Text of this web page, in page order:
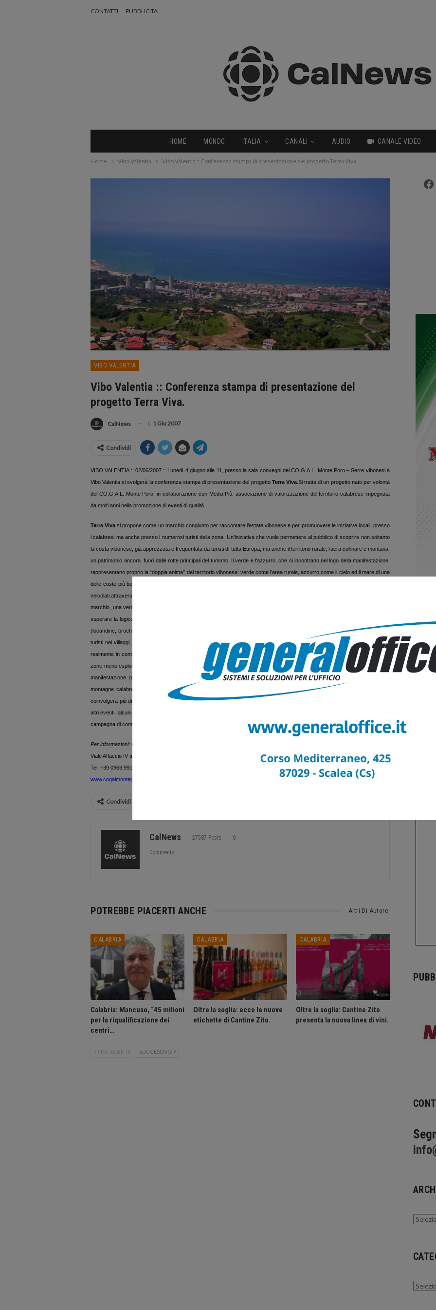
CONTATTI PUBBLICITA’
HOME MONDO ITALIA CANALI AUDIO CANALE VIDEO
Home Vibo Valentia Vibo Valentia :: Conferenza stampa di presentazione del progetto Terra Viva.
VIBO VALENTIA
Vibo Valentia :: Conferenza stampa di presentazione del
progetto Terra Viva.
CalNews il 1 Giu 2007
Condividi
VIBO VALENTIA :: 02/06/2007 :: Lunedì 4 giugno alle 11, presso la sala convegni del CO.G.A.L. Monte Poro – Serre vibonesi a
Vibo Valentia si svolgerà la conferenza stampa di presentazione del progetto Terra Viva. Si tratta di un progetto nato per volontà
del CO.G.A.L. Monte Poro, in collaborazione con Media Più, associazione di valorizzazione del territorio calabrese impegnata
da molti anni nella promozione di eventi di qualità.
Terra Viva si propone come un marchio congiunto per raccontare l’estate vibonese e per promuovere le iniziative locali, presso
i calabresi ma anche presso i numerosi turisti della zona. Un’iniziativa che vuole permettere al pubblico di scoprire non soltanto
la costa vibonese, già apprezzata e frequentata da turisti di tutta Europa, ma anche il territorio rurale, l’aera collinare e montana,
un patrimonio ancora fuori dalle rotte principali del turismo. Il verde e l’azzurro, che si incontrano nel logo della manifestazione,
rappresentano proprio la “doppia anima” del territorio vibonese: verde come l’area rurale, azzurro come il cielo ed il mare di una
delle coste più belle e famose d’Italia.
veicolati attraverso una giusta strategia di promozione. L’auspicio del CO.G.A.L. e della Mediapiù é di creare, attraverso questo
marchio, una vera e propria piattaforma, che faccia incontrare le realtà associative e turistiche del territorio e che permetta di
superare la logica delle iniziative scollegate e prive di visibilità.
(locandine, brochures, cartoline) che serviranno a veicolare il progetto non solo verso la popolazione locale ma anche verso i
turisti nei villaggi, nei camping e nelle strutture ricettive di tutta la provincia di Vibo, per permettere agli ospiti estivi di entrare
realmente in contatto con la realtà locale e di vivere e scoprire il territorio vibonese con più consapevolezza, anche nelle sue
zone meno esplorate.
Il primo della serie di eventi promossi da Terra Viva è “ Dallo Ionio al Tirreno ”, dall’8 all’11 giugno. Una
manifestazione già nota da anni al pubblico calabrese: una passeggiata a cavallo sulle antiche vie che attraversano le
montagne calabresi e congiungono i due mari della Calabria. La manifestazione partirà da Davoli per giungere a Bivona,
coinvolgerà più di 60 cavalieri ed è legata ad una raccolta di fondi per le famiglie delle vittime dell’alluvione del 3 luglio 2006.
altri eventi, alcuni dei quali ancora in fase di definizione, verranno comunicati nel corso della conferenza stampa e attraverso la
campagna di comunicazione che partirà nel mese di giugno.
Per informazioni: COGAL MONTEPORO
Viale Affaccio IV traversa n. 9, 89900 Vibo Valentia
Tel. +39 0963.991312, fax 0039 0963 94413
www.cogalmonteporo.net
Condividi
CalNews 27587 Posts 0
Comments
POTREBBE PIACERTI ANCHE Altri Di Autore
CALABRIA
Calabria: Mancuso, “45 milioni
per la riqualificazione dei
centri…
CALABRIA
Oltre la soglia: ecco le nuove
etichette di Cantine Zito.
CALABRIA
Oltre la soglia: Cantine Zito
presenta la nuova linea di vini.
PRECEDENTE SUCCESSIVO
Archivi